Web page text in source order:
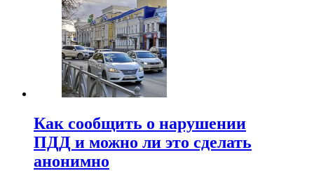
Как сообщить о нарушении
ПДД и можно ли это сделать
анонимно